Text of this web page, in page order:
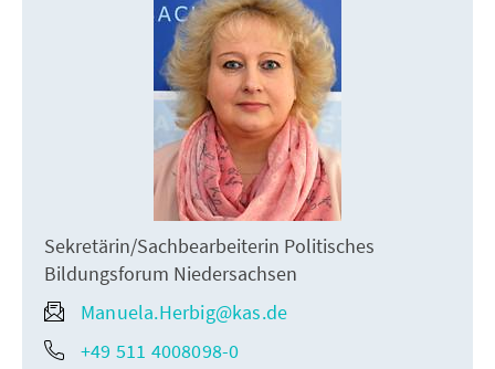
Sekretärin/Sachbearbeiterin Politisches
Bildungsforum Niedersachsen
Manuela.Herbig@kas.de
+49 511 4008098-0